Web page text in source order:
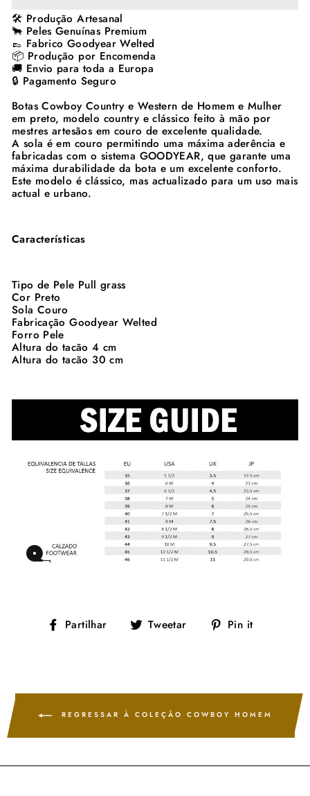
🛠️ Produção Artesanal
🐂 Peles Genuínas Premium
👞 Fabrico Goodyear Welted
📦 Produção por Encomenda
🚚 Envio para toda a Europa
🔒 Pagamento Seguro
Botas Cowboy Country e Western de Homem e Mulher
em preto, modelo country e clássico feito à mão por
mestres artesãos em couro de excelente qualidade.
A sola é em couro permitindo uma máxima aderência e
fabricadas com o sistema GOODYEAR, que garante uma
máxima durabilidade da bota e um excelente conforto.
Este modelo é clássico, mas actualizado para um uso mais
actual e urbano.
Características
Tipo de Pele Pull grass
Cor Preto
Sola Couro
Fabricação Goodyear Welted
Forro Pele
Altura do tacão 4 cm
Altura do tacão 30 cm
Partilhar
PartilheTweetar
Tuíte Pin it
REGRESSAR À COLEÇÃO COWBOY HOMEM